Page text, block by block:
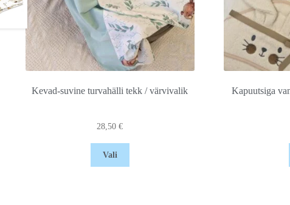
Kevad-suvine turvahälli tekk / värvivalik
28,50€
Vali
Kapuutsiga